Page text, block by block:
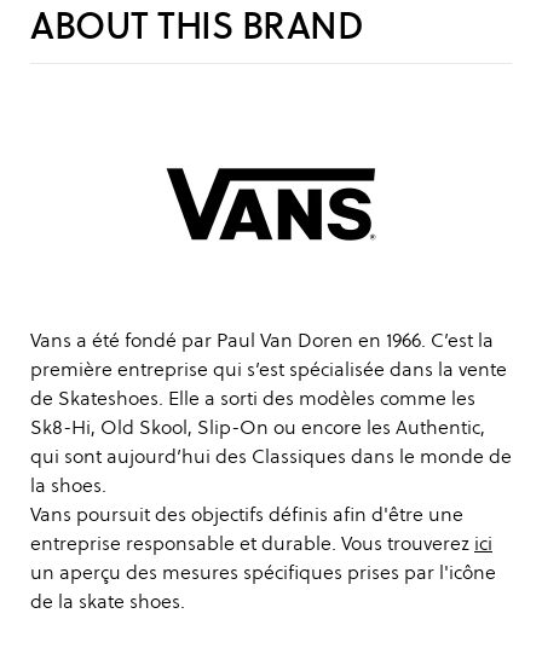
ABOUT THIS BRAND
Vans a été fondé par Paul Van Doren en 1966. C’est la
première entreprise qui s’est spécialisée dans la vente
de Skateshoes. Elle a sorti des modèles comme les
Sk8-Hi, Old Skool, Slip-On ou encore les Authentic,
qui sont aujourd’hui des Classiques dans le monde de
la shoes.
Vans poursuit des objectifs définis afin d'être une
entreprise responsable et durable. Vous trouverez ici
un aperçu des mesures spécifiques prises par l'icône
de la skate shoes.